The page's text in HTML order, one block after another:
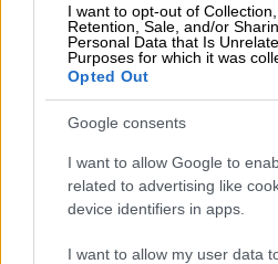
I want to opt-out of Collection,
Retention, Sale, and/or
Personal Data that Is
Purposes for which it was
Opted Out
Google consents
I want to allow Google to
related to advertising like
device identifiers in apps.
I want to allow my user data
Τα σχολιά σας δημοσιεύονται